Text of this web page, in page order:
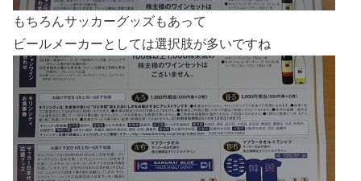
もちろんサッカーグッズもあって
ビールメーカーとしては選択肢が多いですね